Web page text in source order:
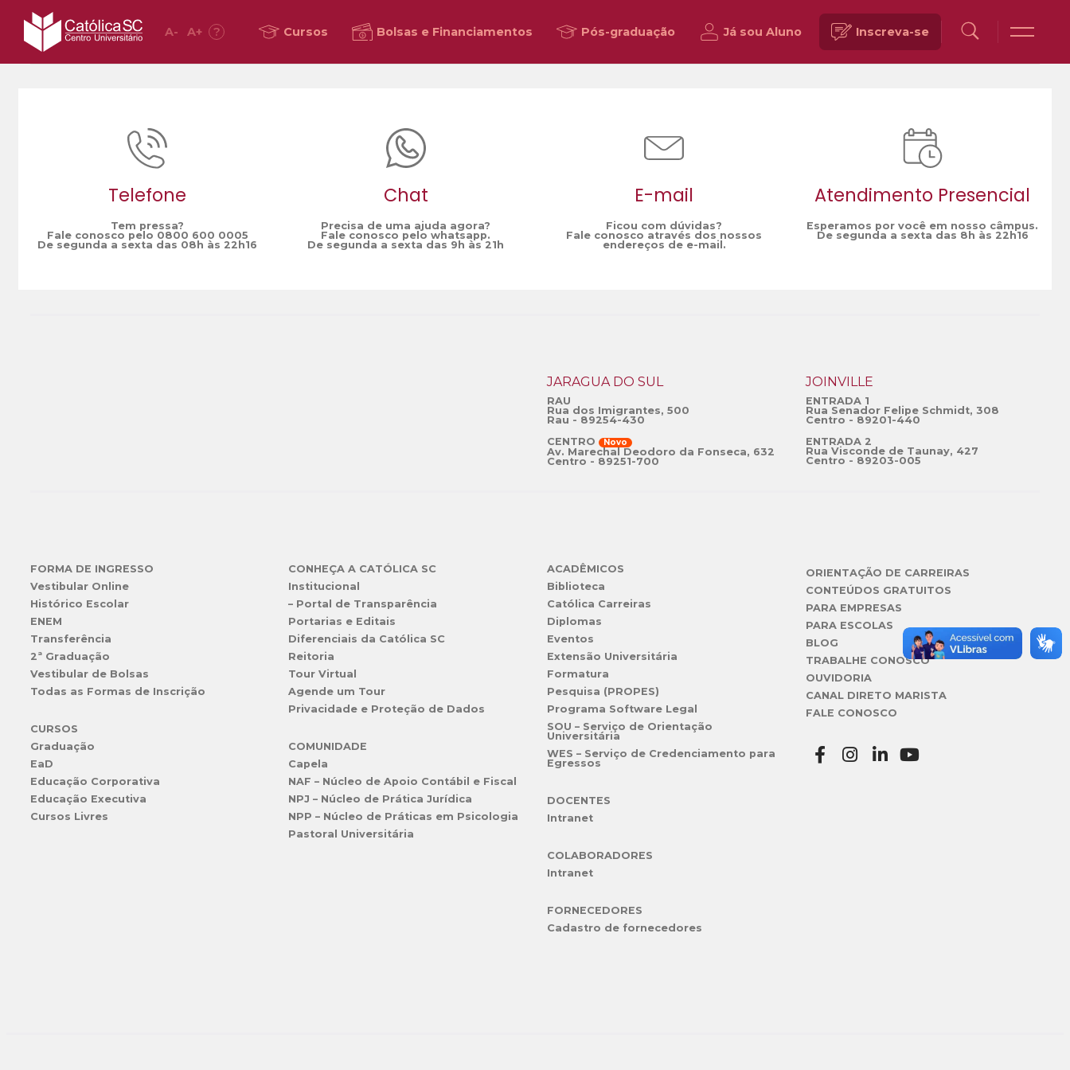
A- A+ ? Cursos Bolsas e Financiamentos Pós-graduação Já sou Aluno Inscreva-se
Home histórias em quadrinhos
Telefone
Tem pressa?
Fale conosco pelo 0800 600 0005
De segunda a sexta das 08h às 22h16
Chat
Precisa de uma ajuda agora?
Fale conosco pelo whatsapp.
De segunda a sexta das 9h às 21h
E-mail
Ficou com dúvidas?
Fale conosco através dos nossos
endereços de e-mail.
Atendimento Presencial
Esperamos por você em nosso câmpus.
De segunda a sexta das 8h às 22h16
JARAGUÁ DO SUL
RAU
Rua dos Imigrantes, 500
Rau - 89254-430
CENTRO
Novo
Av. Marechal Deodoro da Fonseca, 632
Centro - 89251-700
JOINVILLE
ENTRADA 1
Rua Senador Felipe Schmidt, 308
Centro - 89201-440
ENTRADA 2
Rua Visconde de Taunay, 427
Centro - 89203-005
FORMA DE INGRESSO
Vestibular Online
Histórico Escolar
ENEM
Transferência
2ª Graduação
Vestibular de Bolsas
Todas as Formas de Inscrição
CURSOS
Graduação
EaD
Educação Corporativa
Educação Executiva
Cursos Livres
CONHEÇA A CATÓLICA SC
Institucional
– Portal de Transparência
Portarias e Editais
Diferenciais da Católica SC
Reitoria
Tour Virtual
Agende um Tour
Privacidade e Proteção de Dados
COMUNIDADE
Capela
NAF – Núcleo de Apoio Contábil e Fiscal
NPJ – Núcleo de Prática Jurídica
NPP – Núcleo de Práticas em Psicologia
Pastoral Universitária
ACADÊMICOS
Biblioteca
Católica Carreiras
Diplomas
Eventos
Extensão Universitária
Formatura
Pesquisa (PROPES)
Programa Software Legal
SOU – Serviço de Orientação
Universitária
WES – Serviço de Credenciamento para
Egressos
DOCENTES
Intranet
COLABORADORES
Intranet
FORNECEDORES
Cadastro de fornecedores
ORIENTAÇÃO DE CARREIRAS
CONTEÚDOS GRATUITOS
PARA EMPRESAS
PARA ESCOLAS
BLOG
TRABALHE CONOSCO
OUVIDORIA
CANAL DIRETO MARISTA
FALE CONOSCO